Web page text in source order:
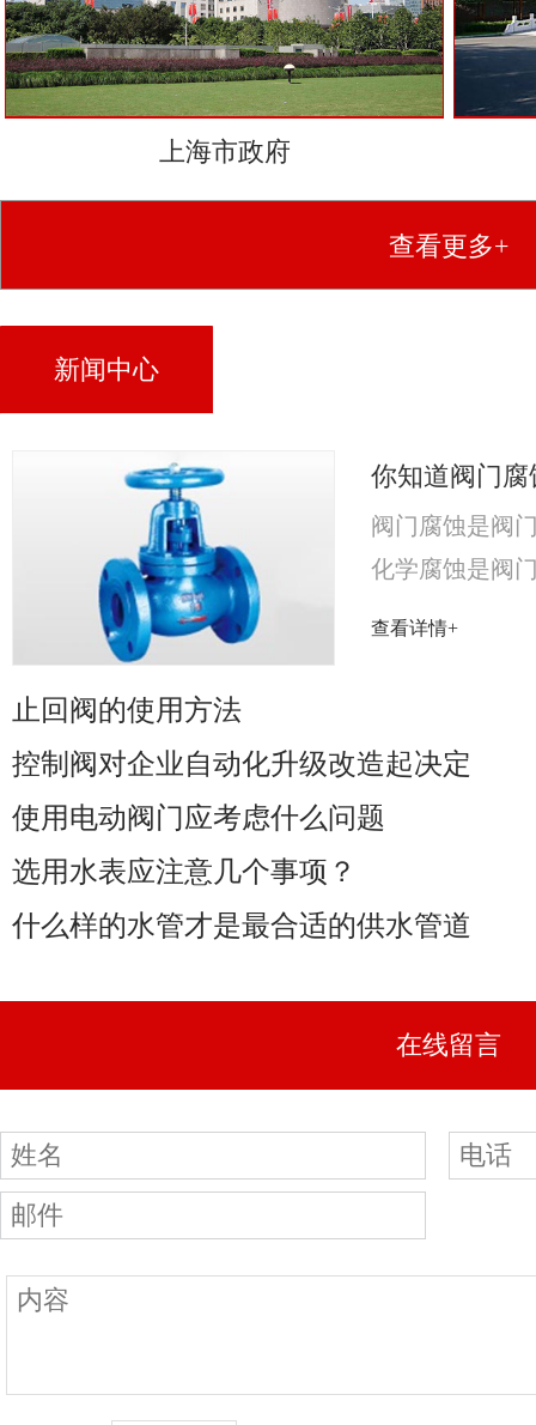
上海市政府
查看更多+
新闻中心
你知道阀门
阀门腐蚀是阀
化学腐蚀是阀
率取决于阀门
查看详情+
止回阀的使用方法
控制阀对企业自动化升级改造起决定
使用电动阀门应考虑什么问题
选用水表应注意几个事项？
什么样的水管才是最合适的供水管道
在线留言